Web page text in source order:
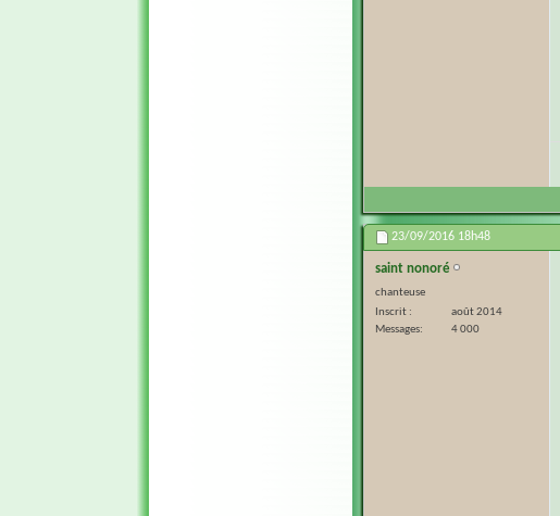
23/09/2016 18h48
saint nonoré
chanteuse
Inscrit
août 2014
Messages
4 000